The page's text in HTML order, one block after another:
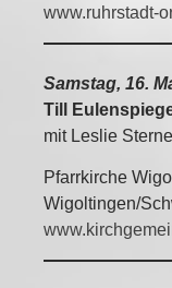
www.ruhrstadt-
Samstag, 16.
Till
mit Leslie
Pfarrkirche
Wigoltingen/